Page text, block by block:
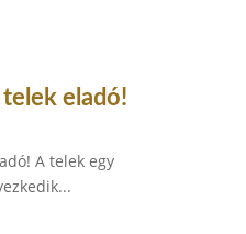
eladó!
A telek egy